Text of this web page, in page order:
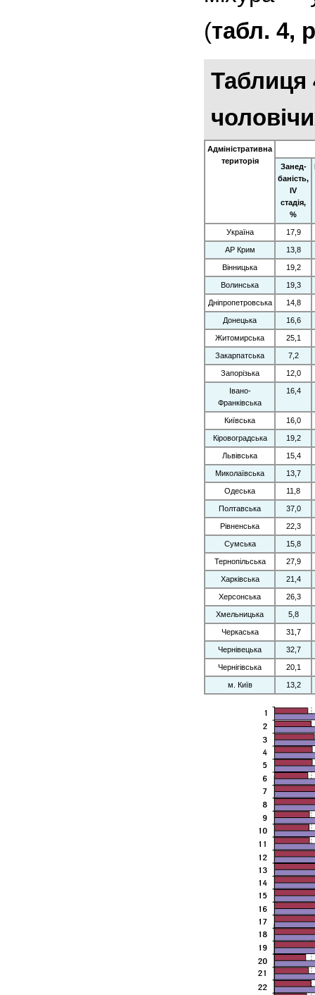
(табл. 4,
Таблиця
Адміністративна
територія
Занед­
баність,
IV
стадія,
%
Україна 17,9
АР Крим 13,8
Вінницька 19,2
Волинська 19,3
Дніпропетровська 14,8
Донецька 16,6
Житомирська 25,1
Закарпатська 7,2
Запорізька 12,0
Івано-
Франківська
16,4
Київська 16,0
Кіровоградська 19,2
Львівська 15,4
Миколаївська 13,7
Одеська 11,8
Полтавська 37,0
Рівненська 22,3
Сумська 15,8
Тернопільська 27,9
Харківська 21,4
Херсонська 26,3
Хмельницька 5,8
Черкаська 31,7
Чернівецька 32,7
Чернiгiвcька 20,1
м. Київ 13,2